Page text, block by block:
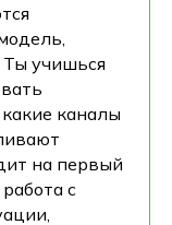
учишься
каналы
на первый
с